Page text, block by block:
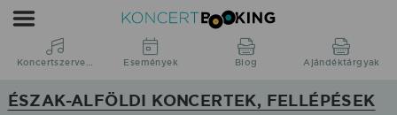
Koncertbooking
Koncertszervezés
Koncertek
Koncertszervezés Események Blog Ajándéktárgyak
ÉSZAK-ALFÖLDI KONCERTEK, FELLÉPÉSEK